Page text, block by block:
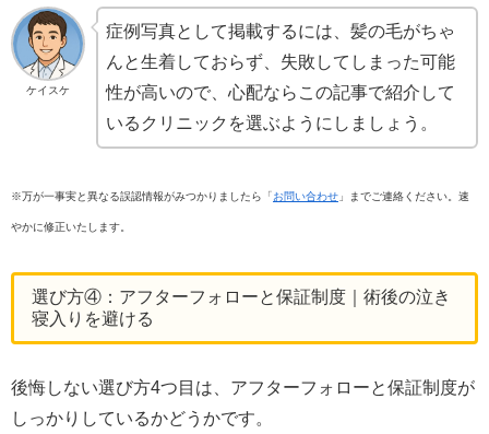
ケイスケ
症例写真として掲載するには、髪の毛がちゃ
んと生着しておらず、失敗してしまった可能
性が高いので、心配ならこの記事で紹介して
いるクリニックを選ぶようにしましょう。
※万が一事実と異なる誤認情報がみつかりましたら「 お問い合わせ 」までご連絡ください。速
やかに修正いたします。
選び方④：アフターフォローと保証制度｜術後の泣き
寝入りを避ける
後悔しない選び方4つ目は、アフターフォローと保証制度が
しっかりしているかどうかです。